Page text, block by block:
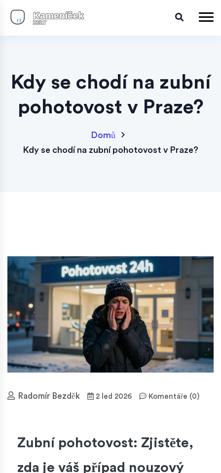
Kdy se chodí na zubní
pohotovost v Praze?
Domů
Kdy se chodí na zubní pohotovost v Praze?
Radomír Bezděk 2 led 2026 Komentáře (0)
Zubní pohotovost: Zjistěte,
zda je váš případ nouzový